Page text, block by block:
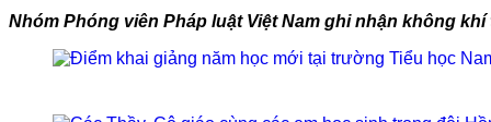
Nhóm Phóng viên Pháp luật Việt Nam ghi nhận không